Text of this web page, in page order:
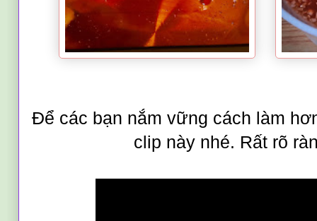
Để các bạn nắm vững cách làm
clip này nhé. Rất rõ